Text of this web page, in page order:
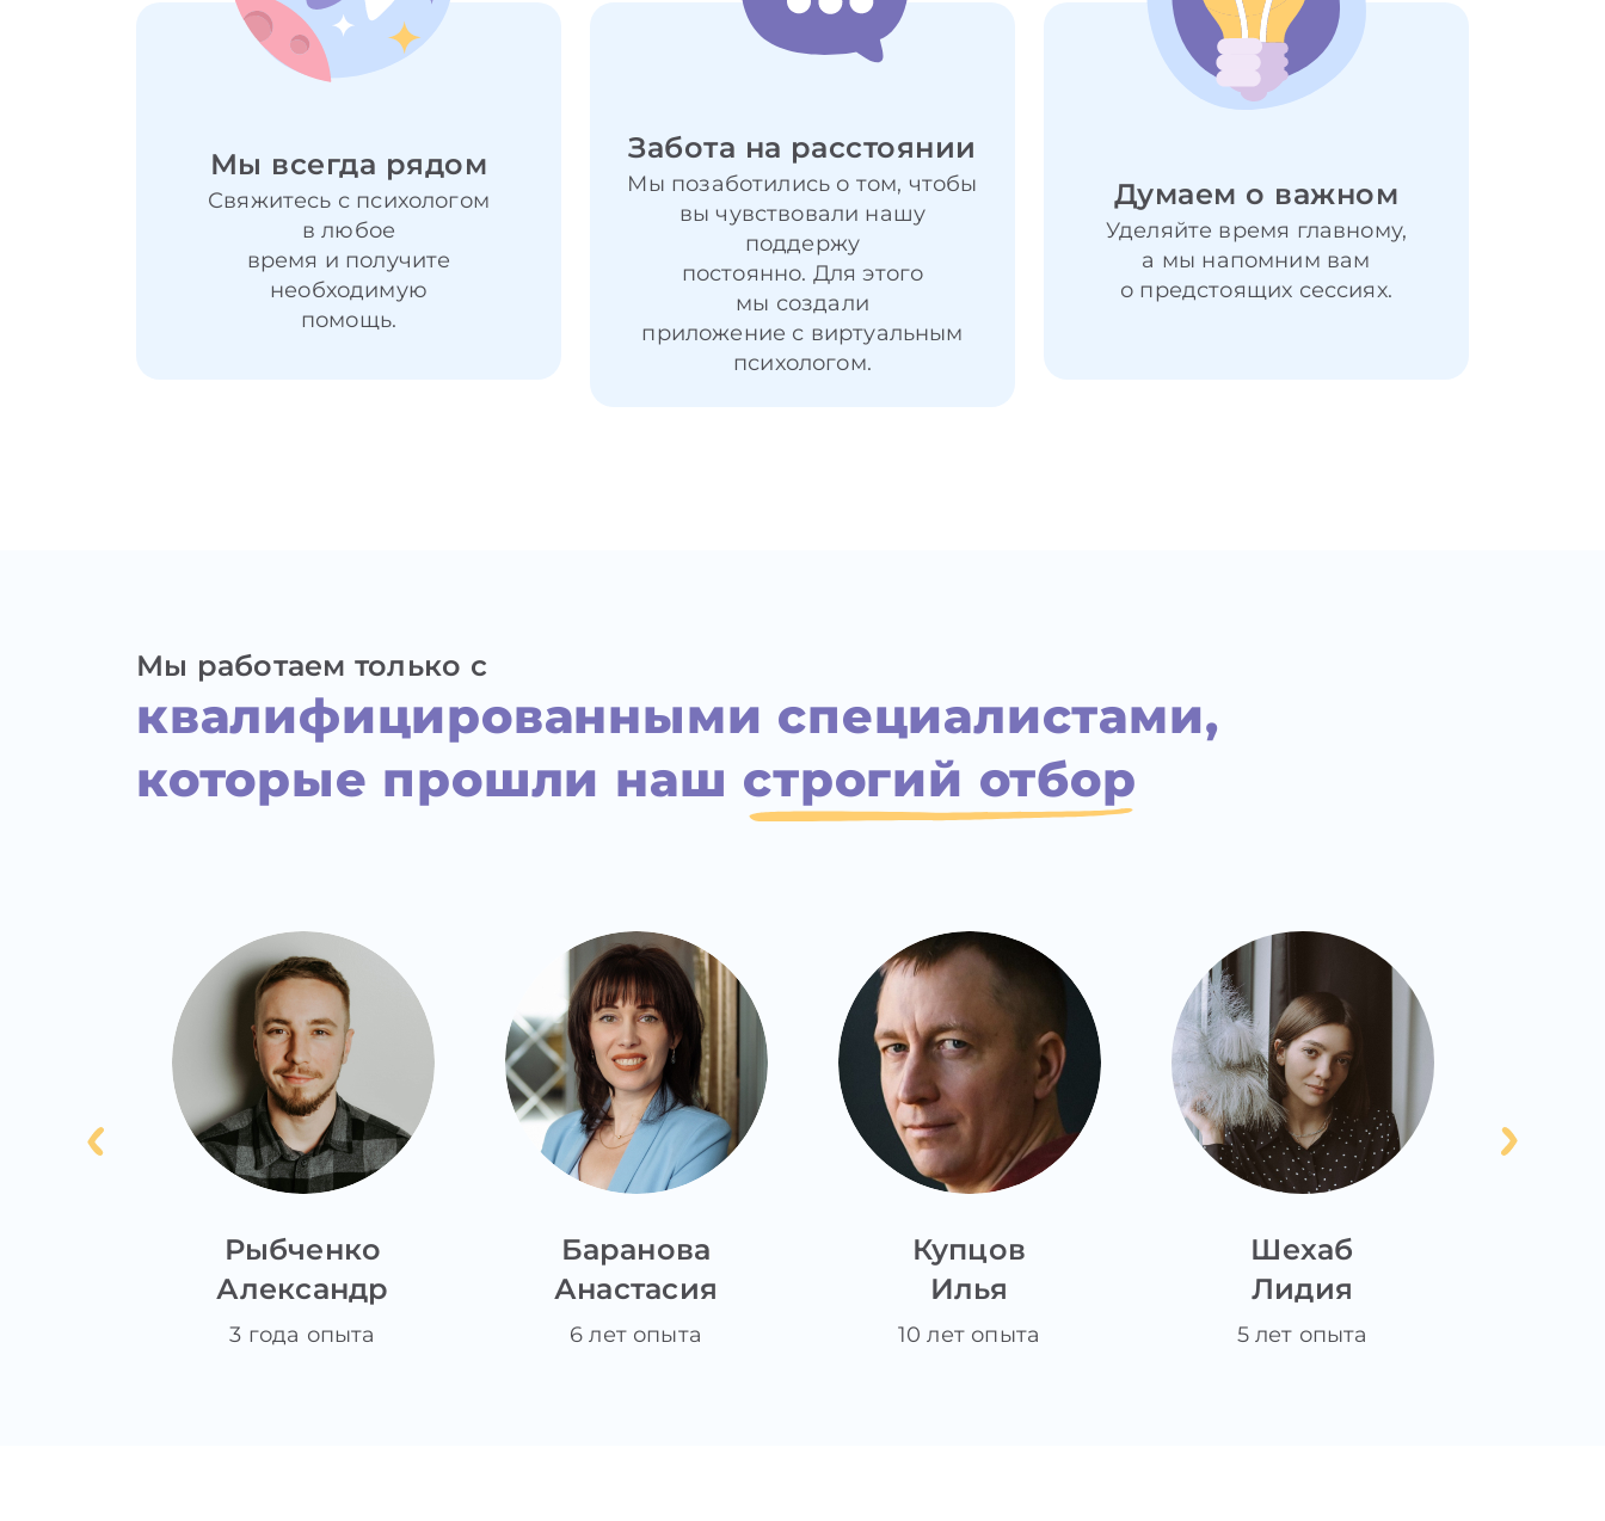
Мы всегда рядом
Свяжитесь с психологом
в любое
время и получите
необходимую
помощь.
Забота на расстоянии
Мы позаботились о том, чтобы
вы чувствовали нашу
поддержу
постоянно. Для этого
мы создали
приложение с виртуальным
психологом.
Думаем о важном
Уделяйте время главному,
а мы напомним вам
о предстоящих сессиях.
Мы работаем только с
квалифицированными специалистами,
которые прошли наш строгий отбор
Рыбченко
Александр
3 года опыта
Баранова
Анастасия
6 лет опыта
Купцов
Илья
10 лет опыта
Шехаб
Лидия
5 лет опыта